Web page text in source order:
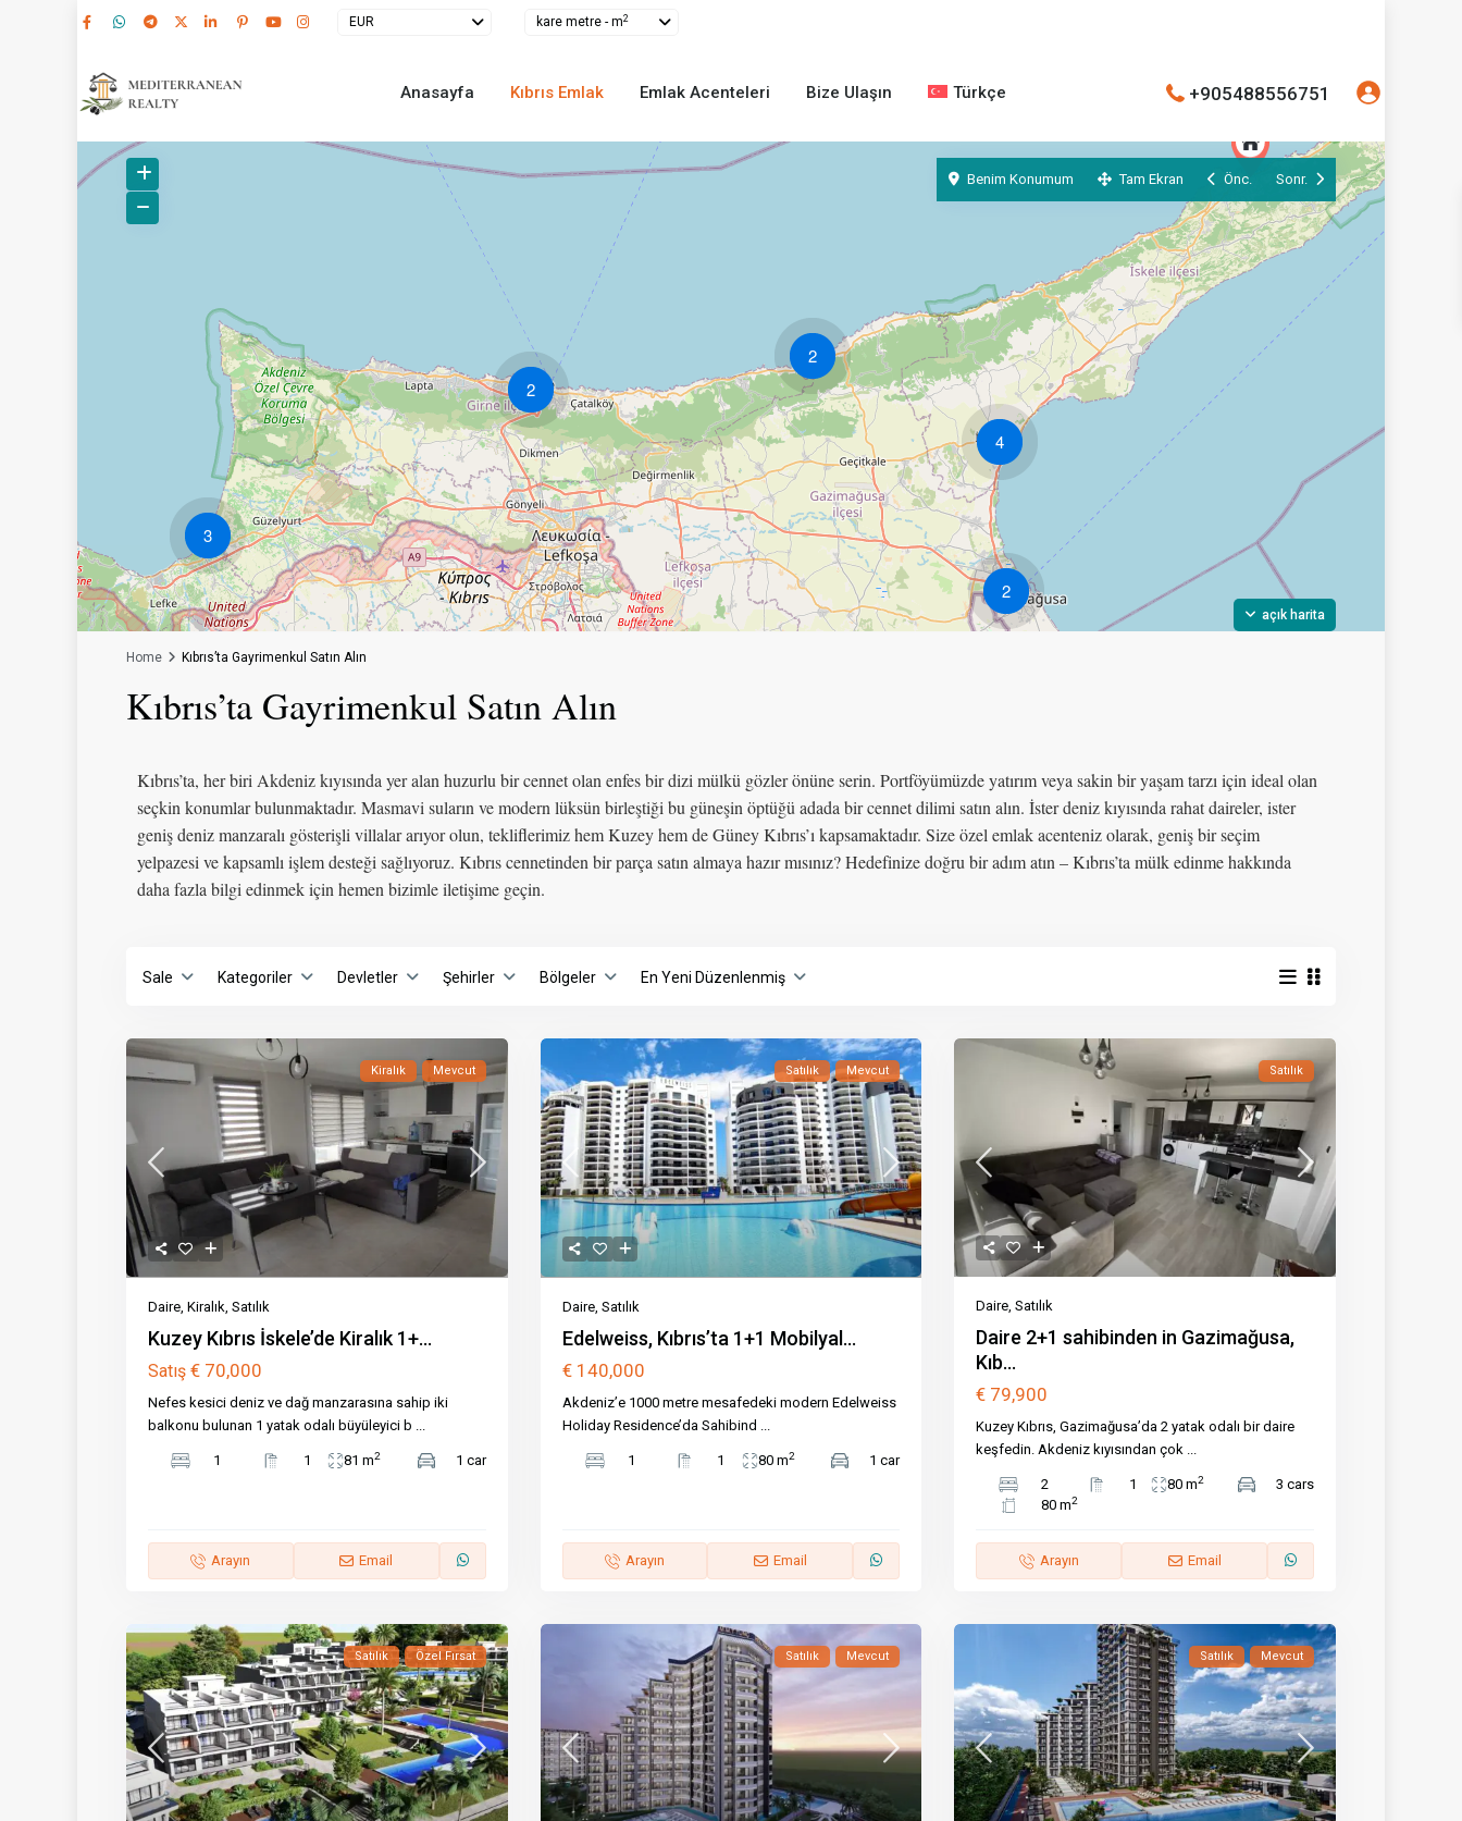
EUR kare metre - m2
Anasayfa Kıbrıs Emlak Emlak Acenteleri Bize Ulaşın Türkçe +905488556751
2
3
2
2
4
açık harita
Benim Konumum Tam Ekran Önc. Sonr.
Home Kıbrıs’ta Gayrimenkul Satın Alın
Kıbrıs’ta Gayrimenkul Satın Alın
Kıbrıs’ta, her biri Akdeniz kıyısında yer alan huzurlu bir cennet olan enfes bir dizi mülkü gözler önüne serin. Portföyümüzde yatırım veya sakin bir yaşam tarzı için ideal olan
seçkin konumlar bulunmaktadır. Masmavi suların ve modern lüksün birleştiği bu güneşin öptüğü adada bir cennet dilimi satın alın. İster deniz kıyısında rahat daireler, ister
geniş deniz manzaralı gösterişli villalar arıyor olun, tekliflerimiz hem Kuzey hem de Güney Kıbrıs’ı kapsamaktadır. Size özel emlak acenteniz olarak, geniş bir seçim
yelpazesi ve kapsamlı işlem desteği sağlıyoruz. Kıbrıs cennetinden bir parça satın almaya hazır mısınız? Hedefinize doğru bir adım atın – Kıbrıs’ta mülk edinme hakkında
daha fazla bilgi edinmek için hemen bizimle iletişime geçin.
Sale Kategoriler Devletler Şehirler Bölgeler En Yeni Düzenlenmiş
Kiralık Mevcut
Daire Kiralık Satılık
Kuzey Kıbrıs İskele’de Kiralık 1+...
Satış € 70,000
Nefes kesici deniz ve dağ manzarasına sahip iki
balkonu bulunan 1 yatak odalı büyüleyici b
1 1 81 m2 1 car
Arayın Email
Satılık Mevcut
Daire, Satılık
Edelweiss, Kıbrıs’ta 1+1 Mobilyal...
€ 140,000
Akdeniz’e 1000 metre mesafedeki modern Edelweiss
Holiday Residence’da Sahibind
1 1 80 m2 1 car
Arayın Email
Satılık
Daire,Satılık
Daire 2+1 sahibinden in Gazimağusa,
Kıb...
€ 79,900
Kuzey Kıbrıs, Gazimağusa’da 2 yatak odalı bir daire
keşfedin. Akdeniz kıyısından çok ...
2 1 80 m2
3 cars
80 m2
Arayın Email
Satılık Özel Fırsat Satılık Mevcut Satılık Mevcut